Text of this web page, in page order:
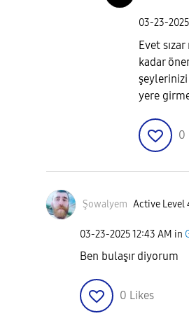
‎03-23-2025
Evet
kadar
yere
0
Şowalyem Active Level
‎03-23-202512:43 AM in
Ben bulaşır diyorum
0 Likes